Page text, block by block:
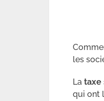
les
La taxe
qui ont